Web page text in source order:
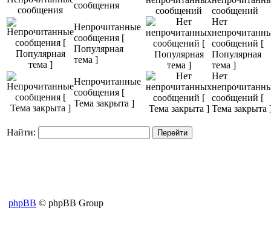
сообщения
сообщений
Непрочитанные
сообщения [
Популярная
тема ]
Нет
сообщений [
Популярная
тема ]
Непрочитанные
сообщения [
Тема закрыта ]
Нет
сообщений [
Тема закрыта
Найти:
phpBB © phpBB Group